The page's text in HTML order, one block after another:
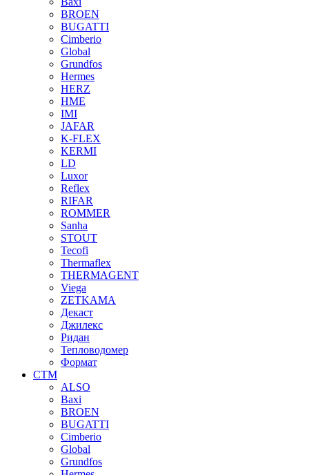
BROEN
BUGATTI
Cimberio
Global
Grundfos
Hermes
HERZ
HME
IMI
JAFAR
K-FLEX
KERMI
LD
Luxor
Reflex
RIFAR
ROMMER
Sanha
STOUT
Tecofi
Thermaflex
THERMAGENT
Viega
ZETKAMA
Декаст
Джилекс
Ридан
Тепловодомер
Формат
СТМ
ALSO
Baxi
BROEN
BUGATTI
Cimberio
Global
Grundfos